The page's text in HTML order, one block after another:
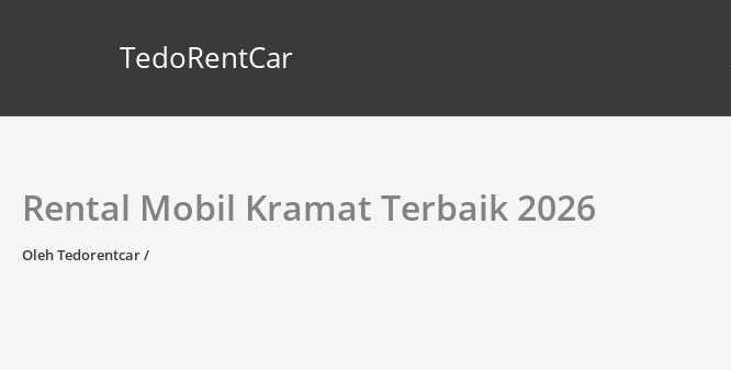
TedoRentCar
Rental Mobil Kramat Terbaik 2026
OlehTedorentcar/